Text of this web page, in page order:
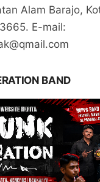
Alam Barajo,
E-mail:
BAND